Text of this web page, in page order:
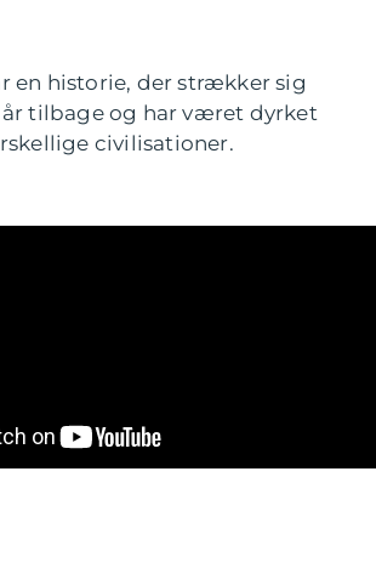
en historie, der strækker sig
tilbage og har været dyrket
civilisationer.